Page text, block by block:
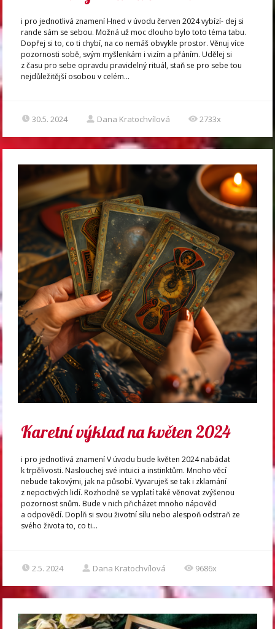
i pro jednotlivá znamení Hned v úvodu červen 2024 vybízí- dej si
rande sám se sebou. Možná už moc dlouho bylo toto téma tabu.
Dopřej si to, co ti chybí, na co nemáš obvykle prostor. Věnuj více
pozornosti sobě, svým myšlenkám i vizím a přáním. Udělej si
z času pro sebe opravdu pravidelný rituál, staň se pro sebe tou
nejdůležitější osobou v celém...
30.5. 2024 Dana Kratochvílová 2733x
Karetní výklad na květen 2024
i pro jednotlivá znamení V úvodu bude květen 2024 nabádat
k trpělivosti. Naslouchej své intuici a instinktům. Mnoho věcí
nebude takovými, jak na působí. Vyvaruješ se tak i zklamání
z nepoctivých lidí. Rozhodně se vyplatí také věnovat zvýšenou
pozornost snům. Bude v nich přicházet mnoho nápověd
a odpovědí. Doplň si svou životní sílu nebo alespoň odstraň ze
svého života to, co ti...
2.5. 2024 Dana Kratochvílová 9686x